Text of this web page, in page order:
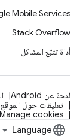
Mobile Services
Stack Overflow
أداة تتبّع المشاكل
لمحة عن Android
تعليقات حول الموقع
Manage cookies